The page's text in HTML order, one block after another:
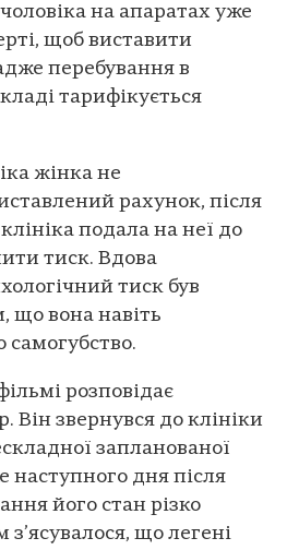
на апаратах уже
щоб виставити
перебування в
тарифікується
жінка не
рахунок, після
подала на неї до
тиск. Вдова
тиск був
що вона навіть
розповідає
Він звернувся до клініки
запланованої
наступного дня після
його стан різко
що легені